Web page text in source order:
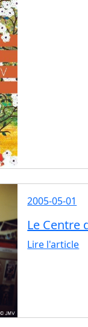
2005-05-01
Le Centre
Lire l'article